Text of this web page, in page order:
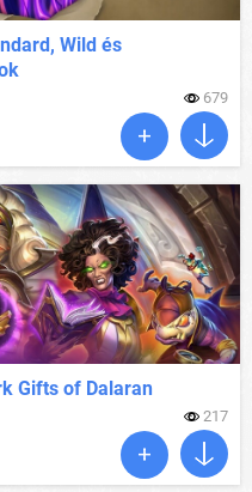
Wild és
679
Gifts of Dalaran
217